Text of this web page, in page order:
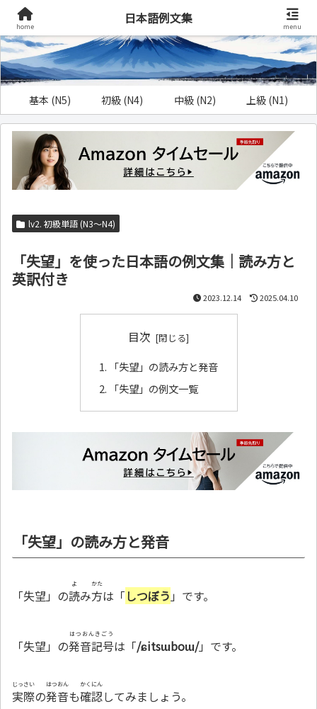
基本 (N5) 初級 (N4) 中級 (N2) 上級 (N1)
lv2. 初級単語 (N3～N4)
「失望」を使った日本語の例文集｜読み方と
英訳付き
2023.12.14 2025.04.10
目次
「失望」の読み方と発音
「失望」の例文一覧
「失望」の読み方と発音
「失望」の読
よ
み方
かた
は「しつぼう 」です。
「失望」の発音記号
はつおんきごう
は「/ɕitsɯboɯ/」です。
実際
じっさい
の発音
はつおん
も確認
かくにん
してみましょう。
home
日本語例文集
menu